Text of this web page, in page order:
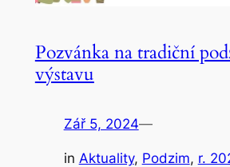
Pozvánka na tradiční
výstavu
Zář 5, 2024—
in Aktuality, Podzim, r.